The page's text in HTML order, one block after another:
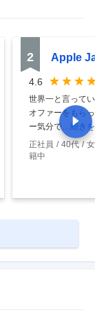
2 Apple
4.6
世界一と言って
オファーをもら
ー気分で …続き
正社員
40代
籍中